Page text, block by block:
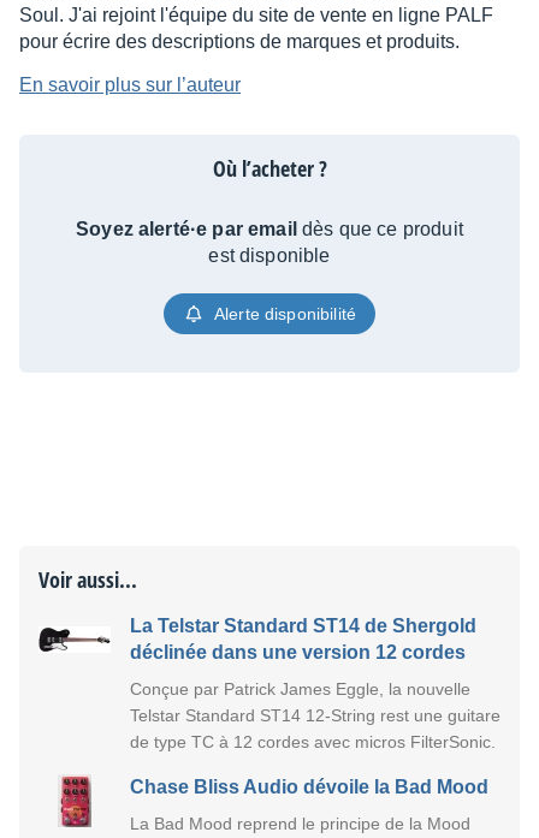
Soul. J'ai rejoint l'équipe du site de vente en ligne PALF
pour écrire des descriptions de marques et produits.
En savoir plus sur l’auteur
Où l’acheter ?
Soyez alerté·e par email dès que ce produit
est disponible
Alerte disponibilité
Voir aussi...
La Telstar Standard ST14 de Shergold
déclinée dans une version 12 cordes
Conçue par Patrick James Eggle, la nouvelle
Telstar Standard ST14 12-String rest une guitare
de type TC à 12 cordes avec micros FilterSonic.
Chase Bliss Audio dévoile la Bad Mood
La Bad Mood reprend le principe de la Mood